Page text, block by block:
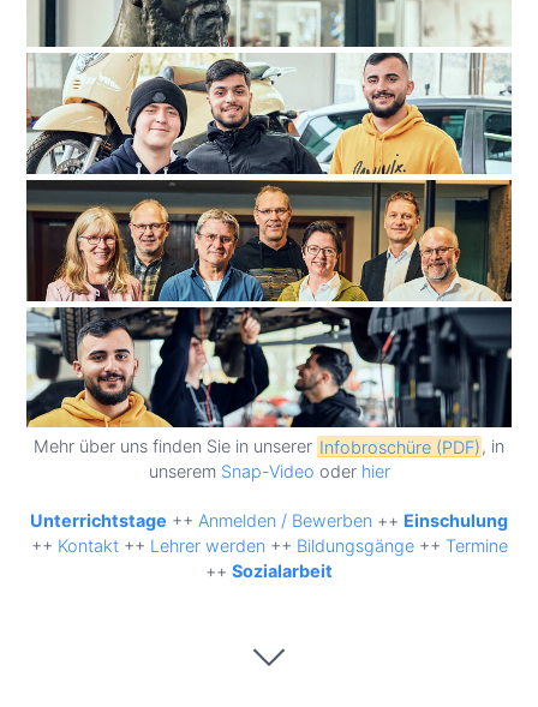
Mehr über uns finden Sie in unserer Infobroschüre (PDF) , in
unserem Snap-Video oder hier
Unterrichtstage ++ Anmelden / Bewerben ++ Einschulung
++ Kontakt++ Lehrer werden++ Bildungsgänge++ Termine
++ Sozialarbeit